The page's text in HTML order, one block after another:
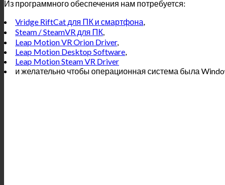
Из программного обеспечения нам потребуется:
Vridge RiftCat для ПК и смартфона
Steam / SteamVR для ПК
Leap Motion VR Orion Driver,
Leap Motion Desktop Software
Leap Motion Steam VR Driver
и желательно чтобы операционная система была